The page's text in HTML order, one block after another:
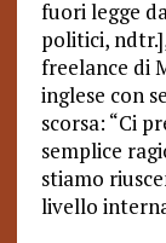
fuori legge
politici,
freelance di
inglese con
scorsa: “Ci
semplice
stiamo
livello